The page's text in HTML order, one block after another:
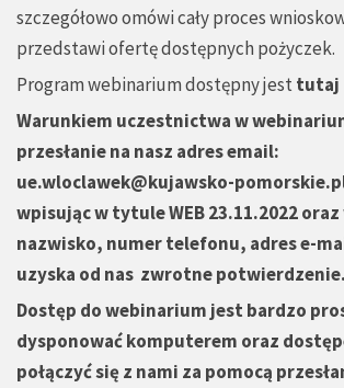
szczegółowo omówi cały proces
przedstawi ofertę dostępnych pożyczek.
Program webinarium dostępny jesttutaj
Warunkiem uczestnictwa w
przesłanie na nasz adres email:
ue.wloclawek@kujawsko-
wpisując w tytule WEB 23.11.2022
nazwisko, numer telefonu, adres e-
uzyska od nas zwrotne potwierdzenie.
Dostęp do webinarium jest bardzo
dysponować komputerem oraz
połączyć się z nami za pomocą